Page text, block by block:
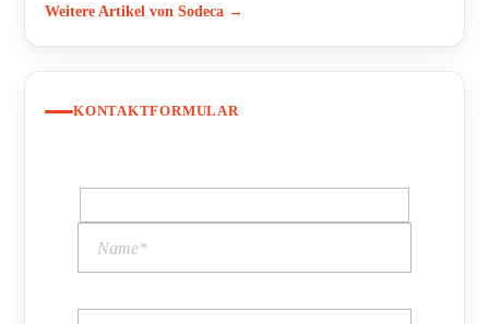
Weitere Artikel von Sodeca →
KONTAKTFORMULAR